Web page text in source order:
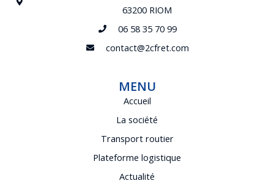
63200 RIOM
06 58 35 70 99
contact@2cfret.com
MENU
Accueil
La société
Transport routier
Plateforme logistique
Actualité